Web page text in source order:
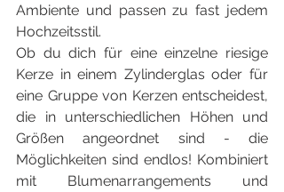
Ambiente und passen zu fast jedem
Hochzeitsstil.
Ob du dich für eine einzelne riesige
Kerze in einem Zylinderglas oder für
eine Gruppe von Kerzen entscheidest,
die in unterschiedlichen Höhen und
Größen angeordnet sind - die
Möglichkeiten sind endlos! Kombiniert
mit Blumenarrangements und